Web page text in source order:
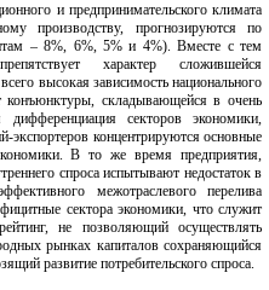
и предпринимательского климата
производству, прогнозируются по
– 8%, 6%, 5% и 4%). Вместе с тем
характер сложившейся
высокая зависимость национального
конъюнктуры, складывающейся в очень
секторов экономики,
концентрируются основные
В то же время предприятия,
спроса испытывают недостаток в
межотраслевого перелива
сектора экономики, что служит
не позволяющий осуществлять
рынках капиталов сохраняющийся
развитие потребительского спроса.